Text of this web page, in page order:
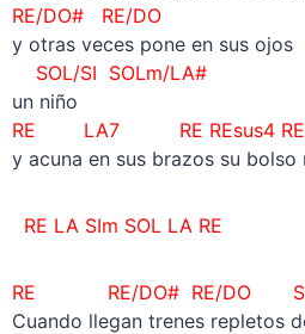
RE/DO# RE/DO
y otras veces pone en sus ojos
SOL/SI SOLm/LA#
un niño
RE LA7 RE REsus4 RE
y acuna en sus brazos su bolso
RE LA SIm SOL LA RE
RE RE/DO# RE/DO
Cuando llegan trenes repletos